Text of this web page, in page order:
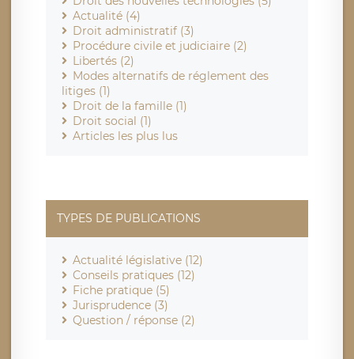
Actualité (4)
Droit administratif (3)
Procédure civile et judiciaire (2)
Libertés (2)
Modes alternatifs de réglement des
litiges (1)
Droit de la famille (1)
Droit social (1)
Articles les plus lus
TYPES DE PUBLICATIONS
Actualité législative (12)
Conseils pratiques (12)
Fiche pratique (5)
Jurisprudence (3)
Question / réponse (2)